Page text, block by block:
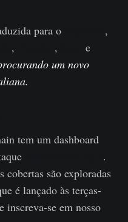
para o
,
, ,
e
um novo
tem um dashboard
.
cobertas são exploradas
é lançado às terças-
inscreva-se em nosso